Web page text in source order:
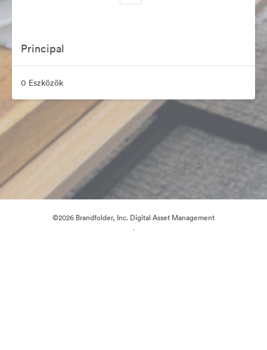
Principal
0 Eszközök
©2026 Brandfolder, Inc. Digital Asset Management
·